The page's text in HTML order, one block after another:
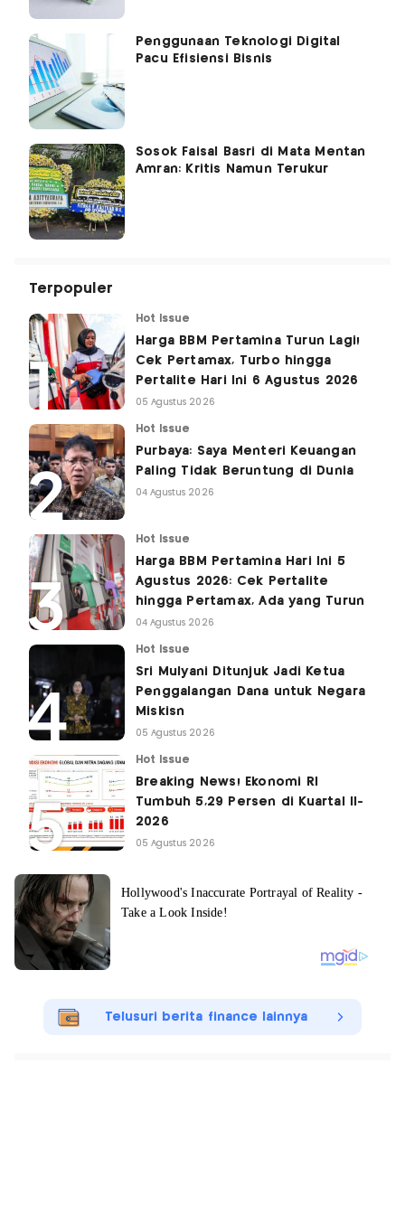
Penggunaan Teknologi Digital
Pacu Efisiensi Bisnis
Sosok Faisal Basri di Mata Mentan
Amran: Kritis Namun Terukur
Terpopuler
Hot Issue
Harga BBM Pertamina Turun Lagi!
Cek Pertamax, Turbo hingga
Pertalite Hari Ini 6 Agustus 2026
05 Agustus 2026
Hot Issue
Purbaya: Saya Menteri Keuangan
Paling Tidak Beruntung di Dunia
04 Agustus 2026
Hot Issue
Harga BBM Pertamina Hari Ini 5
Agustus 2026: Cek Pertalite
hingga Pertamax, Ada yang Turun
04 Agustus 2026
Hot Issue
Sri Mulyani Ditunjuk Jadi Ketua
Penggalangan Dana untuk Negara
Miskisn
05 Agustus 2026
Hot Issue
Breaking News! Ekonomi RI
Tumbuh 5,29 Persen di Kuartal II-
2026
05 Agustus 2026
Telusuri berita finance lainnya